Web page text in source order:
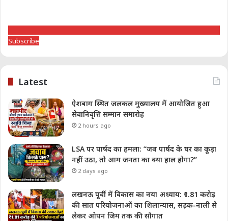
Subscribe
Latest
ऐशबाग स्थित जलकल मुख्यालय में आयोजित हुआ
सेवानिवृत्ति सम्मान समारोह
2 hours ago
LSA पर पार्षद का हमला: “जब पार्षद के घर का कूड़ा
नहीं उठा, तो आम जनता का क्या हाल होगा?”
2 days ago
लखनऊ पूर्वी में विकास का नया अध्याय: ₹1.81 करोड़
की सात परियोजनाओं का शिलान्यास, सड़क-नाली से
लेकर ओपन जिम तक की सौगात